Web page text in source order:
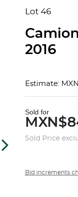
Lot 46
2016
Estimate:
Sold for
Sold Price
Bid increments